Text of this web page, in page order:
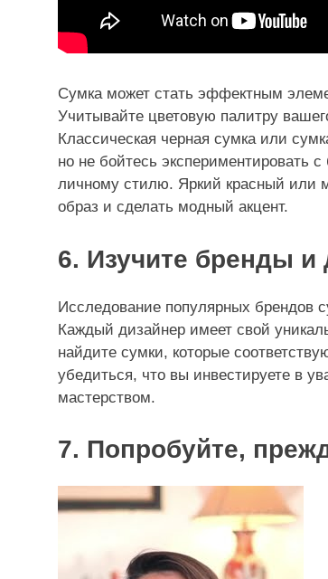
Сумка может стать эффектным
Учитывайте цветовую палитру
Классическая черная сумка или
но не бойтесь экспериментировать
личному стилю. Яркий красный или
образ и сделать модный акцент.
6. Изучите бренды и
Исследование популярных брендов
Каждый дизайнер имеет свой
найдите сумки, которые
убедиться, что вы инвестируете в
мастерством.
7. Попробуйте,